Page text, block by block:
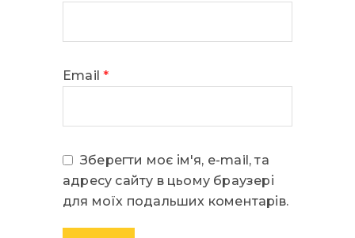
Email*
Зберегти моє ім'я, e-mail, та
адресу сайту в цьому браузері
для моїх подальших коментарів.